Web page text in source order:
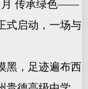
月 传承绿色——
式启动，一场与
，足迹遍布西